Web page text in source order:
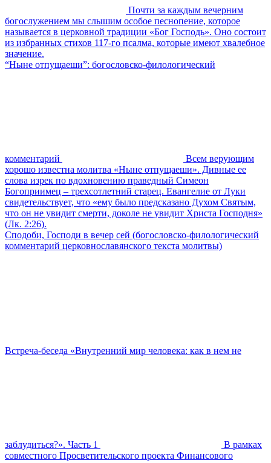
Почти за каждым вечерним
богослужением мы слышим особое песнопение, которое
называется в церковной традиции «Бог Господь». Оно состоит
из избранных стихов 117-го псалма, которые имеют хвалебное
значение.
“Ныне отпущаеши”: богословско-филологический
комментарий
Всем верующим
хорошо известна молитва «Ныне отпущаеши». Дивные ее
слова изрек по вдохновению праведный Симеон
Богоприимец – трехсотлетний старец. Евангелие от Луки
свидетельствует, что «ему было предсказано Духом Святым,
что он не увидит смерти, доколе не увидит Христа Господня»
(Лк. 2:26).
Сподоби, Господи в вечер сей (богословско-филологический
комментарий церковнославянского текста молитвы)
Встреча-беседа «Внутренний мир человека: как в нем не
заблудиться?». Часть 1
В рамках
совместного Просветительского проекта Финансового